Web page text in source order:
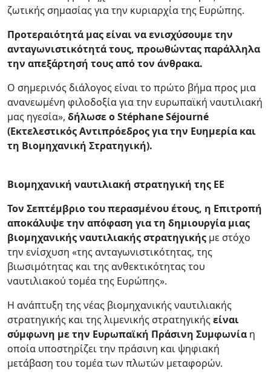
ζωτικής σημασίας για την κυριαρχία της Ευρώπης.
Προτεραιότητά μας είναι να ενισχύσουμε την
ανταγωνιστικότητά τους, προωθώντας παράλληλα
την απεξάρτησή τους από τον άνθρακα.
Ο σημερινός διάλογος είναι το πρώτο βήμα προς μια
ανανεωμένη φιλοδοξία για την ευρωπαϊκή ναυτιλιακή
μας ηγεσία», δήλωσε ο Stéphane Séjourné
(Εκτελεστικός Αντιπρόεδρος για την Ευημερία και
τη Βιομηχανική Στρατηγική).
Βιομηχανική ναυτιλιακή στρατηγική της ΕΕ
Τον Σεπτέμβριο του περασμένου έτους, η Επιτροπή
αποκάλυψε την απόφαση για τη δημιουργία μιας
βιομηχανικής ναυτιλιακής στρατηγικής με στόχο
την ενίσχυση «της ανταγωνιστικότητας, της
βιωσιμότητας και της ανθεκτικότητας του
ναυτιλιακού τομέα της Ευρώπης».
Η ανάπτυξη της νέας βιομηχανικής ναυτιλιακής
στρατηγικής και της λιμενικής στρατηγικήςείναι
σύμφωνη με την Ευρωπαϊκή Πράσινη Συμφωνία η
οποία υποστηρίζει την πράσινη και ψηφιακή
μετάβαση του τομέα των πλωτών μεταφορών.